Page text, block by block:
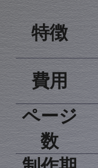
​費用
​ページ
数​
​特徴​